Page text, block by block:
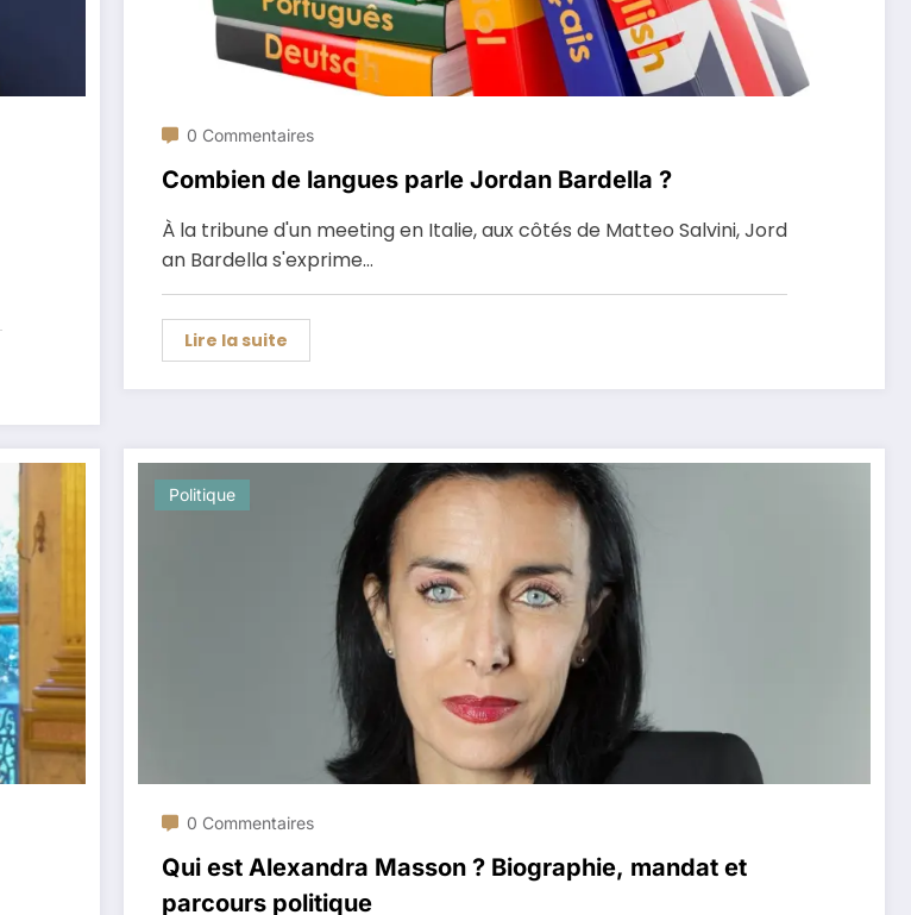
0 Commentaires
Combien de langues parle Jordan Bardella ?
À la tribune d'un meeting en Italie, aux côtés de Matteo Salvini, Jord
an Bardella s'exprime…
Lire la suite
Politique
0 Commentaires
Qui est Alexandra Masson ? Biographie, mandat et
parcours politique